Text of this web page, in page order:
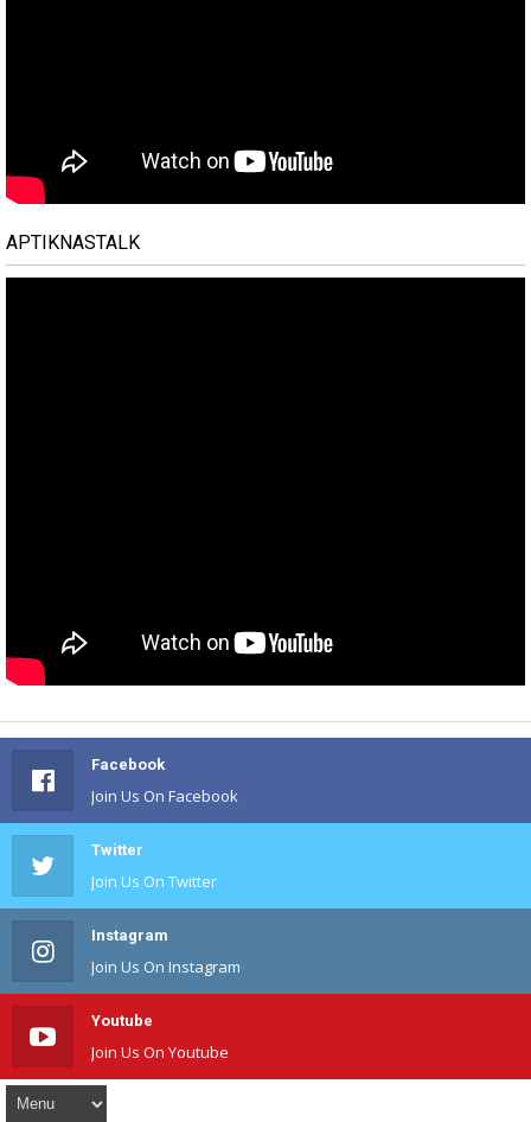
APTIKNASTALK
Facebook
Join Us On Facebook
Twitter
Join Us On Twitter
Instagram
Join Us On Instagram
Youtube
Join Us On Youtube